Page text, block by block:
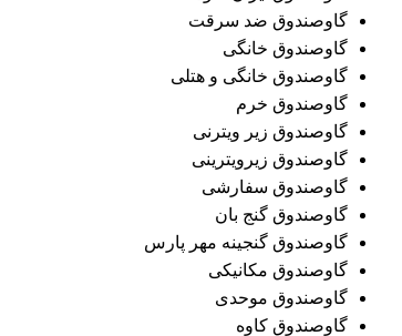
گاوصندوق ضد سرقت
گاوصندوق خانگی
گاوصندوق خانگی و هتلی
گاوصندوق خرم
گاوصندوق زیر ویترنی
گاوصندوق زیرویترینی
گاوصندوق سفارشی
گاوصندوق گنج بان
گاوصندوق گنجینه مهر پارس
گاوصندوق مکانیکی
گاوصندوق موحدی
گاوصندوق کاوه